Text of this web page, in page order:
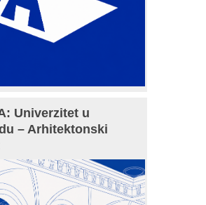
Univerzitet u
– Arhitektonski